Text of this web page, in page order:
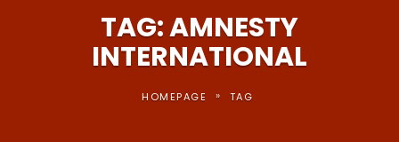
TAG: AMNESTY
INTERNATIONAL
HOMEPAGE » TAG